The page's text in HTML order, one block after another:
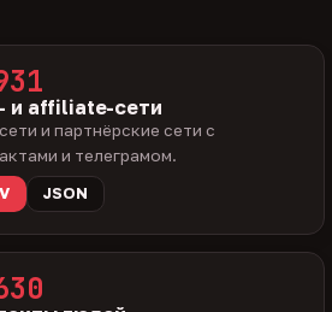
и affiliate-сети
и партнёрские сети с
и телеграмом.
JSON